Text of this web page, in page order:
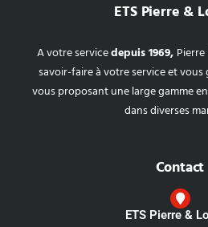
ETS Pierre &
A votre servicedepuis 1969,
savoir-faire à votre service et
vous proposant une large gamme
dans diverses
Contact
ETS Pierre &